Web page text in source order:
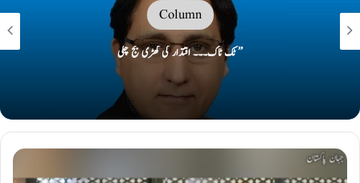
Column
’’ ٹک ٹاک۔۔۔ اقتدار کی گھڑی بج چکی